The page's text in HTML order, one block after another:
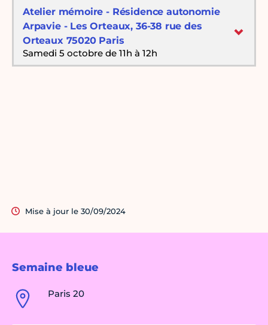
Semaine bleue
Paris 20
Atelier mémoire - Résidence autonomie
Arpavie - Les Orteaux, 36-38 rue des
Orteaux 75020 Paris
Samedi 5 octobre de 11h à 12h
Mise à jour le 30/09/2024